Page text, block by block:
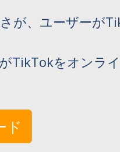
が、ユーザーが
TikTokをオンラ
ド